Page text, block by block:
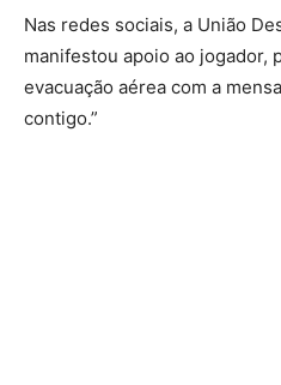
Nas redes sociais, a União
manifestou apoio ao jogador,
evacuação aérea com a
contigo.”